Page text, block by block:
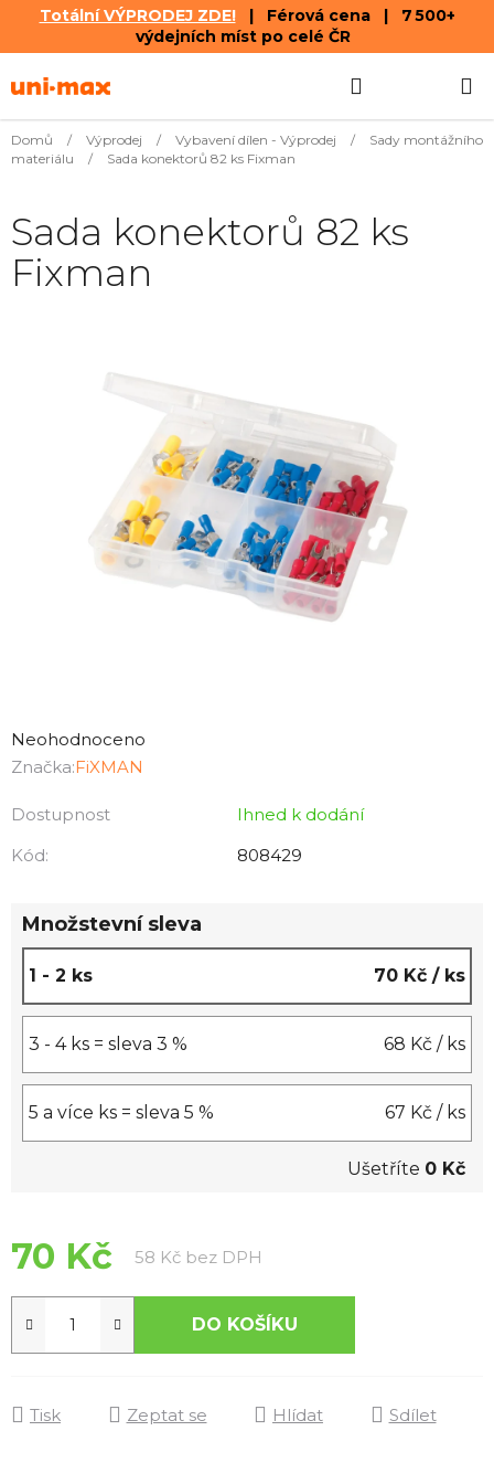
Totální VÝPRODEJ ZDE!| Férová cena | 7 500+
výdejních míst po celé ČR
na
KOŠÍK
Domů / Výprodej / Vybavení dílen - Výprodej /
Sady montážního
materiálu
/ Sada konektorů 82 ks Fixman
hodnocení
produktu
0,0
z
Neohodnoceno
Značka:FiXMAN
Dostupnost
Ihned k dodání
Kód:
808429
Množstevní sleva
1 - 2 ks 70 Kč / ks
3 - 4 ks = sleva 3 % 68 Kč / ks
5 a více ks = sleva 5 % 67 Kč / ks
Ušetříte 0 Kč
70 Kč 58 Kč bez DPH
DO KOŠÍKU
Tisk Zeptat se Hlídat Sdílet
Sada konektorů 82 ks
Fixman